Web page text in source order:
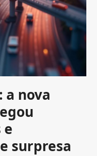
a nova
e
surpresa